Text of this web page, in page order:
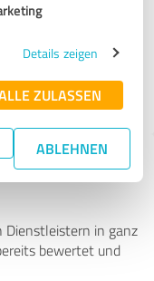
Details zeigen
ZULASSEN
ABLEHNEN
finden - mit
Dienstleistern in ganz
bewertet und